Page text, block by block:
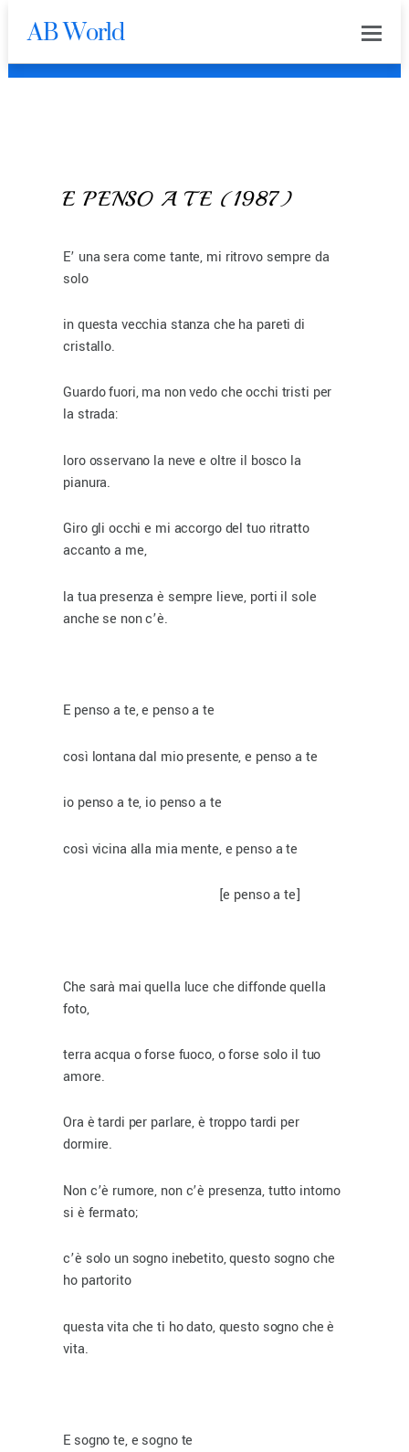
AB World
E PENSO A TE (1987)
E’ una sera come tante, mi ritrovo sempre da
solo
in questa vecchia stanza che ha pareti di
cristallo.
Guardo fuori, ma non vedo che occhi tristi per
la strada:
loro osservano la neve e oltre il bosco la
pianura.
Giro gli occhi e mi accorgo del tuo ritratto
accanto a me,
la tua presenza è sempre lieve, porti il sole
anche se non c’è.
E penso a te, e penso a te
così lontana dal mio presente, e penso a te
io penso a te, io penso a te
così vicina alla mia mente, e penso a te
[e penso a te]
Che sarà mai quella luce che diffonde quella
foto,
terra acqua o forse fuoco, o forse solo il tuo
amore.
Ora è tardi per parlare, è troppo tardi per
dormire.
Non c’è rumore, non c’è presenza, tutto intorno
si è fermato;
c’è solo un sogno inebetito, questo sogno che
ho partorito
questa vita che ti ho dato, questo sogno che è
vita.
E sogno te, e sogno te